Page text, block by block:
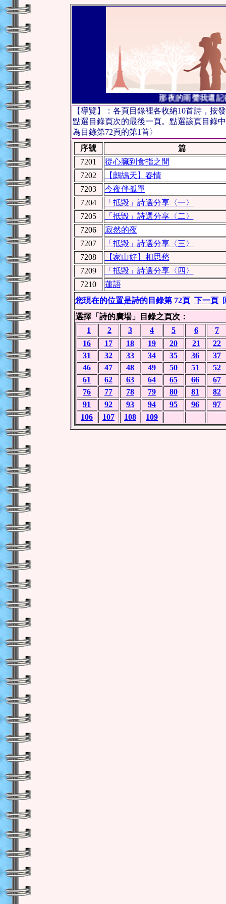
那夜的雨聲我還記
【導覽】：各頁目錄裡各收納10首詩，按
點選目錄頁次的最後一頁。點選該頁目錄
為目錄第72頁的第1首〉
序號
篇
7201
從心臟到食指之間
7202
【鷓鴣天】春情
7203
今夜伴孤單
7204
「抵毀」詩選分享〈一〉
7205
「抵毀」詩選分享〈二〉
7206
寂然的夜
7207
「抵毀」詩選分享〈三〉
7208
【家山好】相思愁
7209
「抵毀」詩選分享〈四〉
7210
蓮語
您現在的位置是詩的目錄第 72頁 下一頁
選擇「詩的廣場」目錄之頁次：
1
2 3 4 5 6
7
16
17 18 19 20 21
22
31
32 33 34 35 36
37
46
47 48 49 50 51
52
61
62 63 64 65 66
67
76
77 78 79 80 81
82
91
92 93 94 95 96
97
106
107 108 109